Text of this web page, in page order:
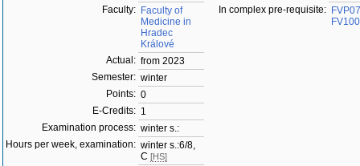
Faculty: Faculty of
Medicine in
Hradec
Králové
Actual: from 2023
Semester: winter
Points: 0
E-Credits: 1
Examination process: winter s.:
Hours per week, examination: winter s.:6/8,
C [HS]
In complex pre-requisite: